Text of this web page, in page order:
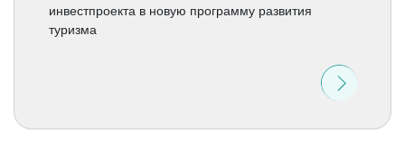
инвестпроекта в новую программу развития
туризма